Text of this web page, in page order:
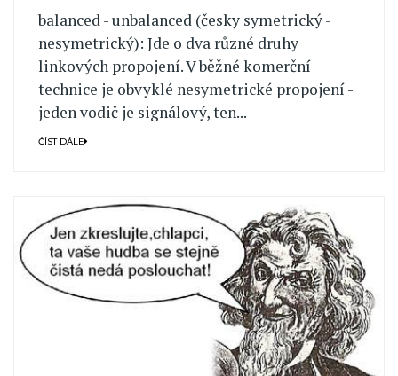
balanced - unbalanced (česky symetrický -
nesymetrický): Jde o dva různé druhy
linkových propojení. V běžné komerční
technice je obvyklé nesymetrické propojení -
jeden vodič je signálový, ten...
ČÍST DÁLE